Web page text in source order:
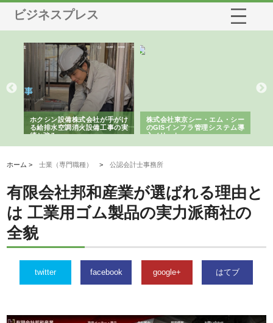
ビジネスプレス
ホクシン設備株式会社が手がけ
る給排水空調消火設備工事の実
績と強み
株式会社東京シー・エム・シー
のGISインフラ管理システム導
入メリット
ホーム >士業（専門職種） >公認会計士事務所
有限会社邦和産業が選ばれる理由と
は 工業用ゴム製品の実力派商社の
全貌
twitter facebook google+ はてブ